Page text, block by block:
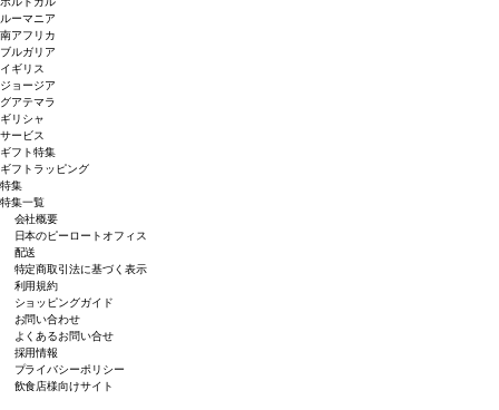
ルーマニア
南アフリカ
ブルガリア
イギリス
ジョージア
グアテマラ
ギリシャ
サービス
ギフト特集
ギフトラッピング
特集
特集一覧
会社概要
日本のピーロートオフィス
配送
特定商取引法に基づく表示
利用規約
ショッピングガイド
お問い合わせ
よくあるお問い合せ
採用情報
プライバシーポリシー
飲食店様向けサイト